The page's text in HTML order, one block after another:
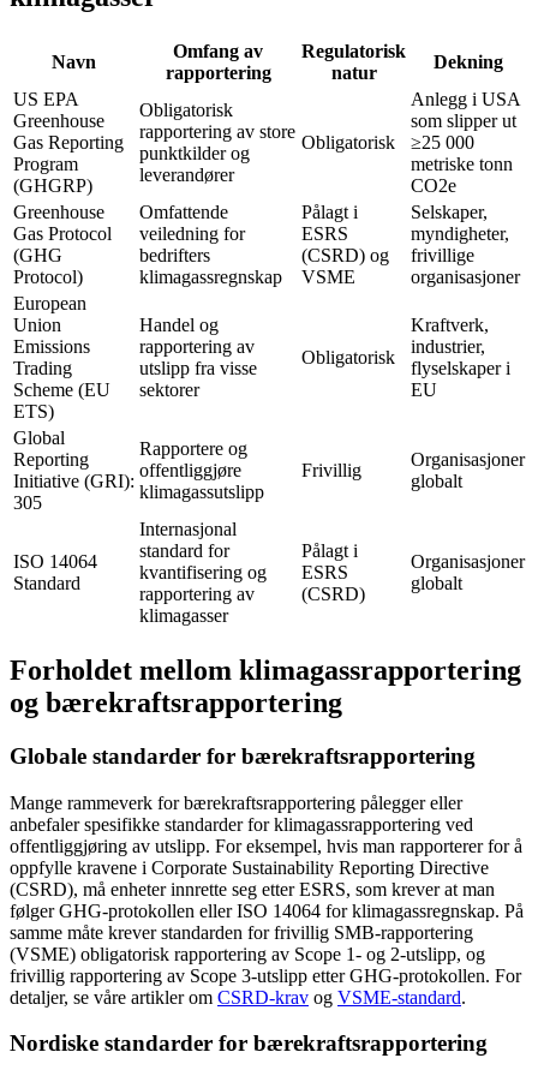
Navn
Omfang av
rapportering
Regulatorisk
natur
Dekning
US EPA
Greenhouse
Gas Reporting
Program
(GHGRP)
Obligatorisk
rapportering av store
punktkilder og
leverandører
Obligatorisk
Anlegg i USA
som slipper ut
≥25 000
metriske tonn
CO2e
Greenhouse
Gas Protocol
(GHG
Protocol)
Omfattende
veiledning for
bedrifters
klimagassregnskap
Pålagt i
ESRS
(CSRD) og
VSME
Selskaper,
myndigheter,
frivillige
organisasjoner
European
Union
Emissions
Trading
Scheme (EU
ETS)
Handel og
rapportering av
utslipp fra visse
sektorer
Obligatorisk
Kraftverk,
industrier,
flyselskaper i
EU
Global
Reporting
Initiative (GRI):
305
Rapportere og
offentliggjøre
klimagassutslipp
Frivillig
Organisasjoner
globalt
ISO 14064
Standard
Internasjonal
standard for
kvantifisering og
rapportering av
klimagasser
Pålagt i
ESRS
(CSRD)
Organisasjoner
globalt
Forholdet mellom klimagassrapportering
og bærekraftsrapportering
Globale standarder for bærekraftsrapportering
Mange rammeverk for bærekraftsrapportering pålegger eller
anbefaler spesifikke standarder for klimagassrapportering ved
offentliggjøring av utslipp. For eksempel, hvis man rapporterer for å
oppfylle kravene i Corporate Sustainability Reporting Directive
(CSRD), må enheter innrette seg etter ESRS, som krever at man
følger GHG-protokollen eller ISO 14064 for klimagassregnskap. På
samme måte krever standarden for frivillig SMB-rapportering
(VSME) obligatorisk rapportering av Scope 1- og 2-utslipp, og
frivillig rapportering av Scope 3-utslipp etter GHG-protokollen. For
detaljer, se våre artikler om CSRD-krav og VSME-standard.
Nordiske standarder for bærekraftsrapportering